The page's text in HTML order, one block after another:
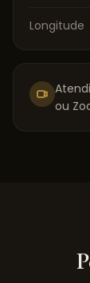
Longitude
ou